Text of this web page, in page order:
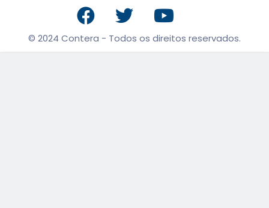
© 2024 Contera - Todos os direitos reservados.